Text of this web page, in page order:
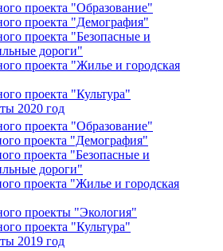
проекта "Образование"
проекта "Демография"
проекта "Безопасные и
дороги"
проекта "Жилье и городская
проекта "Культура"
2020 год
проекта "Образование"
проекта "Демография"
проекта "Безопасные и
дороги"
проекта "Жилье и городская
проекты "Экология"
проекта "Культура"
2019 год